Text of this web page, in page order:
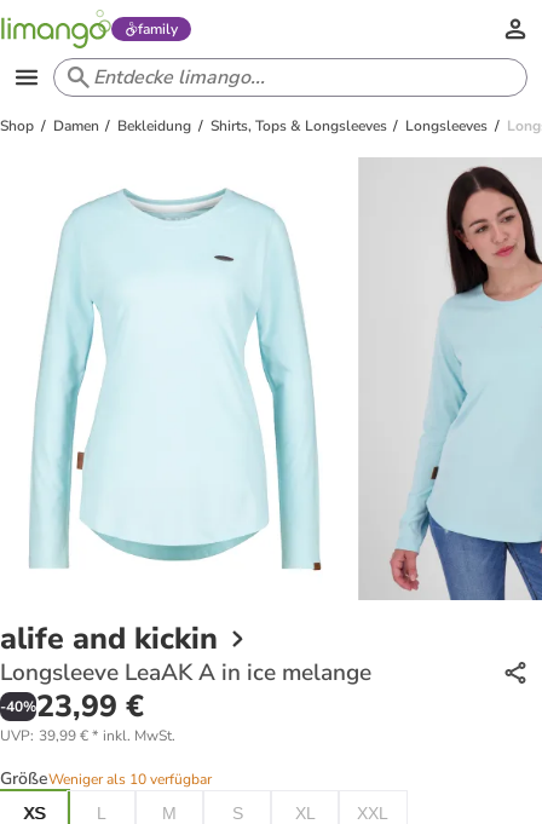
family
Shop Damen Bekleidung Shirts, Tops & Longsleeves Longsleeves
alife and kickin
Longsleeve LeaAK A in ice melange
-40%23,99 €
UVP: 39,99 €* inkl. MwSt.
GrößeWeniger als 10 verfügbar
XS
L M S XL XXL